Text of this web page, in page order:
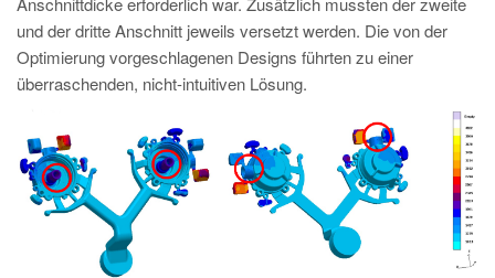
und der dritte Anschnitt jeweils versetzt werden. Die von der
Optimierung vorgeschlagenen Designs führten zu einer
überraschenden, nicht-intuitiven Lösung.